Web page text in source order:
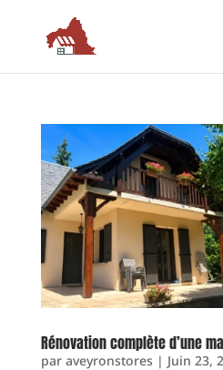
Rénovation complète d’une
par aveyronstores | Juin 23,